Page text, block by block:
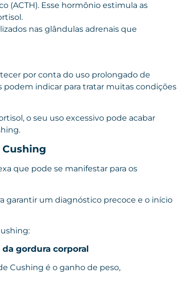
(ACTH). Esse hormônio estimula as
nas glândulas adrenais que
por conta do uso prolongado de
indicar para tratar muitas condições
o seu uso excessivo pode acabar
que pode se manifestar para os
garantir um diagnóstico precoce e o início
gordura corporal
Cushing é o ganho de peso,